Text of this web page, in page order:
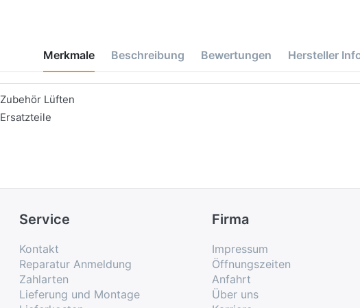
Merkmale Beschreibung Bewertungen Hersteller
Zubehör Lüften
Ersatzteile
Service
Kontakt
Reparatur Anmeldung
Zahlarten
Lieferung und Montage
Firma
Impressum
Öffnungszeiten
Anfahrt
Über uns